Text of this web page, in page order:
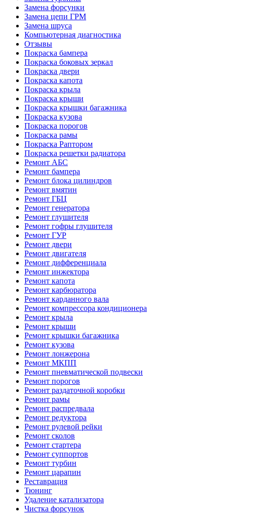
Замена форсунки
Замена цепи ГРМ
Замена шруса
Компьютерная диагностика
Отзывы
Покраска бампера
Покраска боковых зеркал
Покраска двери
Покраска капота
Покраска крыла
Покраска крыши
Покраска крышки багажника
Покраска кузова
Покраска порогов
Покраска рамы
Покраска Раптором
Покраска решетки радиатора
Ремонт АБС
Ремонт бампера
Ремонт блока цилиндров
Ремонт вмятин
Ремонт ГБЦ
Ремонт генератора
Ремонт глушителя
Ремонт гофры глушителя
Ремонт ГУР
Ремонт двери
Ремонт двигателя
Ремонт дифференциала
Ремонт инжектора
Ремонт капота
Ремонт карбюратора
Ремонт карданного вала
Ремонт компрессора кондиционера
Ремонт крыла
Ремонт крыши
Ремонт крышки багажника
Ремонт кузова
Ремонт лонжерона
Ремонт МКПП
Ремонт пневматической подвески
Ремонт порогов
Ремонт раздаточной коробки
Ремонт рамы
Ремонт распредвала
Ремонт редуктора
Ремонт рулевой рейки
Ремонт сколов
Ремонт стартера
Ремонт суппортов
Ремонт турбин
Ремонт царапин
Реставрация
Тюнинг
Удаление катализатора
Чистка форсунок